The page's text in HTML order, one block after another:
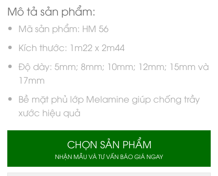
Mô tả sản phẩm:
Mã sản phẩm: HM 56
Kích thước: 1m22 x 2m44
Độ dày: 5mm; 8mm; 10mm; 12mm; 15mm và
17mm
Bề mặt phủ lớp Melamine giúp chống trầy
xước hiệu quả
CHỌN SẢN PHẨM
NHẬN MẪU VÀ TƯ VẤN BÁO GIÁ NGAY